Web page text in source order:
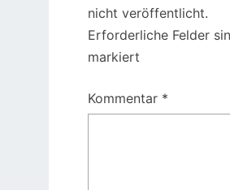
nicht veröffentlicht.
Erforderliche Felder
markiert
Kommentar *